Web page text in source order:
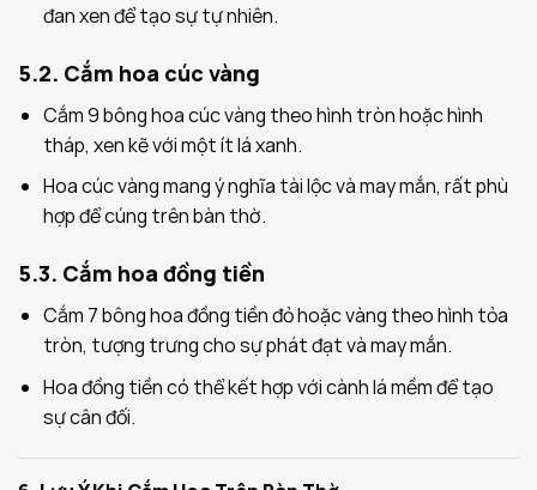
đan xen để tạo sự tự nhiên.
5.2. Cắm hoa cúc vàng
Cắm 9 bông hoa cúc vàng theo hình tròn hoặc hình
tháp, xen kẽ với một ít lá xanh.
Hoa cúc vàng mang ý nghĩa tài lộc và may mắn, rất phù
hợp để cúng trên bàn thờ.
5.3. Cắm hoa đồng tiền
Cắm 7 bông hoa đồng tiền đỏ hoặc vàng theo hình tỏa
tròn, tượng trưng cho sự phát đạt và may mắn.
Hoa đồng tiền có thể kết hợp với cành lá mềm để tạo
sự cân đối.